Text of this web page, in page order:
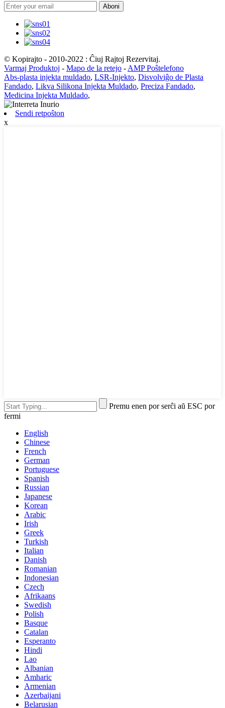
Aboni
© Kopirajto - 2010-2022 : Ĉiuj Rajtoj Rezervitaj.
Varmaj Produktoj - Mapo de la retejo - AMP Poŝtelefono
Abs-plasta injekta muldado, LSR-Injekto, Disvolviĝo de Plasta
Fandado, Likva Silikona Injekta Muldado, Preciza Fandado,
Medicina Injekta Muldado,
Sendi retpoŝton
x
Premu enen por serĉi aŭ ESC por
fermi
English
Chinese
French
German
Portuguese
Spanish
Russian
Japanese
Korean
Arabic
Irish
Greek
Turkish
Italian
Danish
Romanian
Indonesian
Czech
Afrikaans
Swedish
Polish
Basque
Catalan
Esperanto
Hindi
Lao
Albanian
Amharic
Armenian
Azerbaijani
Belarusian